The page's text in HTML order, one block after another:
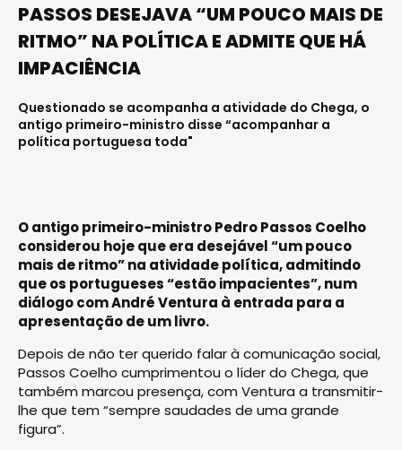
PASSOS DESEJAVA “UM POUCO MAIS DE
RITMO” NA POLÍTICA E ADMITE QUE HÁ
IMPACIÊNCIA
Questionado se acompanha a atividade do Chega, o
antigo primeiro-ministro disse “acompanhar a
política portuguesa toda"
O antigo primeiro-ministro Pedro Passos Coelho
considerou hoje que era desejável “um pouco
mais de ritmo” na atividade política, admitindo
que os portugueses “estão impacientes”, num
diálogo com André Ventura à entrada para a
apresentação de um livro.
Depois de não ter querido falar à comunicação social,
Passos Coelho cumprimentou o líder do Chega, que
também marcou presença, com Ventura a transmitir-
lhe que tem “sempre saudades de uma grande
figura”.